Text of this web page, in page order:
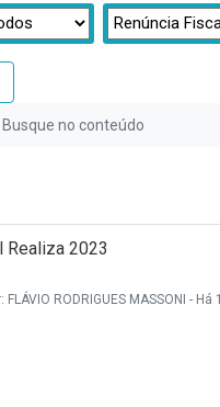
Hino Oficial
Plano Institucional
Secretaria
Secretaria de
Secretaria de
Realiza 2023
FLÁVIO RODRIGUES MASSONI -